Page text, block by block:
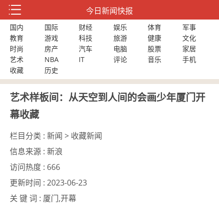
今日新闻快报
国内 国际 财经 娱乐 体育
军事
教育
游戏 科技 旅游 健康
文化
时尚
房产 汽车 电脑 股票
家居
艺术
NBA IT 评论 音乐
手机
收藏
历史
艺术样板间：从天空到人间的会画少年厦门开
幕收藏
栏目分类 : 新闻 > 收藏新闻
信息来源 : 新浪
访问热度 : 666
更新时间 : 2023-06-23
关 键 词 : 厦门,开幕